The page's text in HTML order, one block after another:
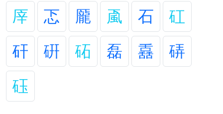
厗
忑 龎 颪 石
矼
矸
硏 砳 磊 舙
硦
砡